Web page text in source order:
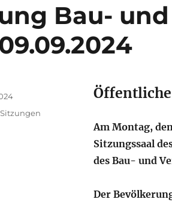
Bau-
Am Montag,
Sitzungssaal
des Bau- und
Der
Sitzungen